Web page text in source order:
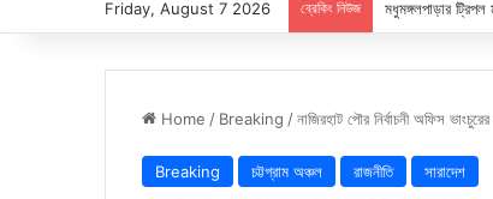
Friday, August 7 2026 ব্রেকিং নিউজ মধুমঙ্গলপাড়ার
Home / Breaking /নাজিরহাট পৌর নির্বাচনী অফিস
Breaking চট্টগ্রাম অঞ্চল রাজনীতি সারাদেশ